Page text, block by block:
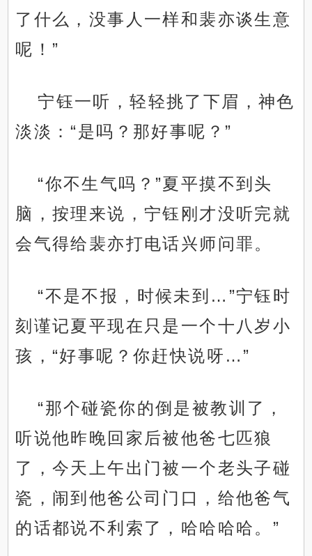
了什么，没事人一样和裴亦谈生意
呢！”
宁钰一听，轻轻挑了下眉，神色
淡淡：“是吗？那好事呢？”
“你不生气吗？”夏平摸不到头
脑，按理来说，宁钰刚才没听完就
会气得给裴亦打电话兴师问罪。
“不是不报，时候未到…”宁钰时
刻谨记夏平现在只是一个十八岁小
孩，“好事呢？你赶快说呀…”
“那个碰瓷你的倒是被教训了，
听说他昨晚回家后被他爸七匹狼
了，今天上午出门被一个老头子碰
瓷，闹到他爸公司门口，给他爸气
的话都说不利索了，哈哈哈哈。”